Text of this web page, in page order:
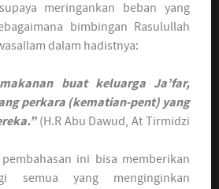
meringankan beban yang
bimbingan Rasulullah
dalam hadistnya:
buat keluarga Ja’far,
perkara (kematian-pent) yang
(H.R Abu Dawud, At Tirmidzi
ini bisa memberikan
semua yang menginginkan